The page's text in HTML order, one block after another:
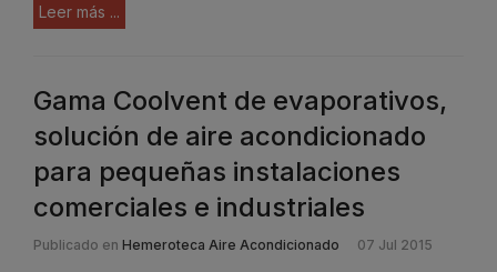
Leer más ...
Gama Coolvent de evaporativos,
solución de aire acondicionado
para pequeñas instalaciones
comerciales e industriales
Publicado en Hemeroteca Aire Acondicionado 07 Jul 2015